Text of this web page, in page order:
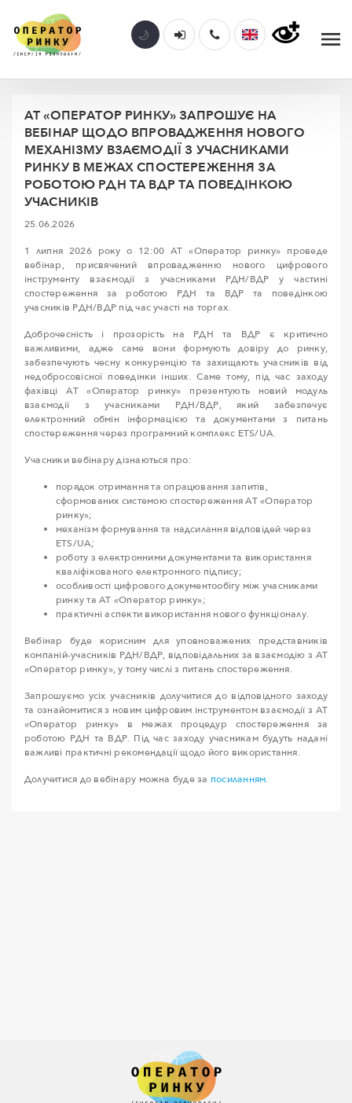
АТ «ОПЕРАТОР РИНКУ» ЗАПРОШУЄ НА
ВЕБІНАР ЩОДО ВПРОВАДЖЕННЯ НОВОГО
МЕХАНІЗМУ ВЗАЄМОДІЇ З УЧАСНИКАМИ
РИНКУ В МЕЖАХ СПОСТЕРЕЖЕННЯ ЗА
РОБОТОЮ РДН ТА ВДР ТА ПОВЕДІНКОЮ
УЧАСНИКІВ
25.06.2026
1 липня 2026 року о 12:00 АТ «Оператор ринку» проведе
вебінар, присвячений впровадженню нового цифрового
інструменту взаємодії з учасниками РДН/ВДР у частині
спостереження за роботою РДН та ВДР та поведінкою
учасників РДН/ВДР під час участі на торгах.
Доброчесність і прозорість на РДН та ВДР є критично
важливими, адже саме вони формують довіру до ринку,
забезпечують чесну конкуренцію та захищають учасників від
недобросовісної поведінки інших. Саме тому, під час заходу
фахівці АТ «Оператор ринку» презентують новий модуль
взаємодії з учасниками РДН/ВДР, який забезпечує
електронний обмін інформацією та документами з питань
спостереження через програмний комплекс ETS/UA.
Учасники вебінару дізнаються про:
порядок отримання та опрацювання запитів,
сформованих системою спостереження АТ «Оператор
ринку»;
механізм формування та надсилання відповідей через
ETS/UA;
роботу з електронними документами та використання
кваліфікованого електронного підпису;
особливості цифрового документообігу між учасниками
ринку та АТ «Оператор ринку»;
практичні аспекти використання нового функціоналу.
Вебінар буде корисним для уповноважених представників
компаній-учасників РДН/ВДР, відповідальних за взаємодію з АТ
«Оператор ринку», у тому числі з питань спостереження.
Запрошуємо усіх учасників долучитися до відповідного заходу
та ознайомитися з новим цифровим інструментом взаємодії з АТ
«Оператор ринку» в межах процедур спостереження за
роботою РДН та ВДР. Під час заходу учасникам будуть надані
важливі практичні рекомендації щодо його використання.
Долучитися до вебінару можна буде за посиланням.